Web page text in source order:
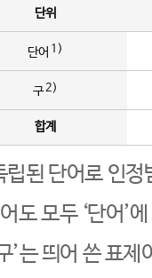
단위
단어 1)
구2)
합계
립된 단어로 인정
도 모두 ‘단어’
’는 띄어 쓴 표